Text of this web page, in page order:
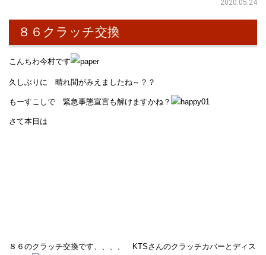
2020.05.24
８６クラッチ交換
こんちわ今村です
久しぶりに 晴れ間がみえましたね～？？
もーすこしで 緊急事態宣言も解けますかね？
さて本日は
８６のクラッチ交換です、、、、 KTSさんのクラッチカバーとディス